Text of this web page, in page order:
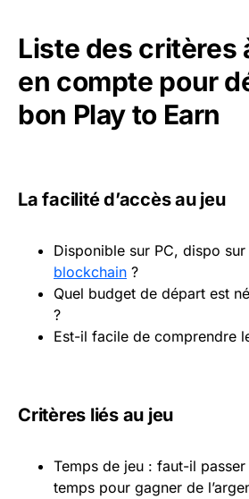
Liste des critères
en compte pour
bon Play to Earn
La facilité d’accès au jeu
Disponible sur PC, dispo
blockchain ?
Quel budget de départ est
?
Est-il facile de comprendre
Critères liés au jeu
Temps de jeu : faut-il
temps pour gagner de